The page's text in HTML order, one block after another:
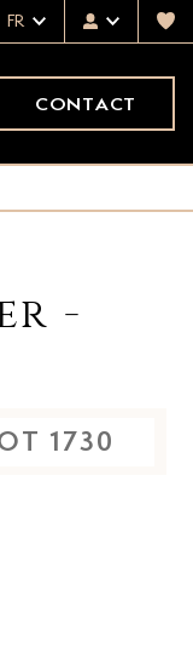
FR
CONTACT
-
1730